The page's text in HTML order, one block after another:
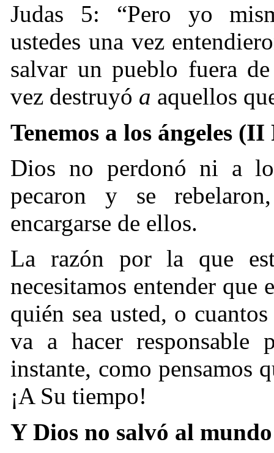
Judas 5: “Pero yo
ustedes una vez
salvar un pueblo fuera
vez destruyó a aquellos
Tenemos a los ángeles
Dios no perdonó ni a
pecaron y se
encargarse de ellos.
La razón por la que
necesitamos entender que
quién sea usted, o
va a hacer
instante, como pensamos
¡A Su tiempo!
Y Dios no salvó al